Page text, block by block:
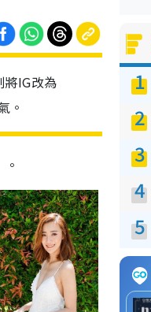
IG改為
。
1
2
3
4
5